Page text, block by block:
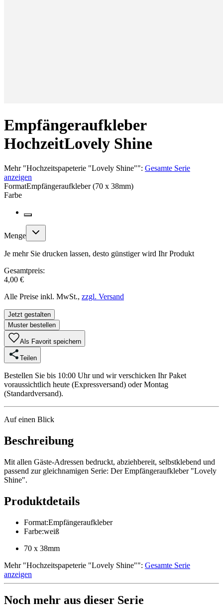
Empfängeraufkleber
HochzeitLovely Shine
Mehr"Hochzeitspapeterie "Lovely Shine"": Gesamte Serie
anzeigen
FormatEmpfängeraufkleber (70 x 38mm)
Farbe
Menge
Je mehr Sie drucken lassen, desto günstiger wird Ihr Produkt
Gesamtpreis:
4,00 €
Alle Preise inkl. MwSt., zzgl. Versand
Jetzt gestalten
Muster bestellen
Als Favorit speichern
Teilen
Bestellen Sie bis 10:00 Uhr und wir verschicken Ihr Paket
voraussichtlich heute (Expressversand) oder Montag
(Standardversand).
Auf einen Blick
Beschreibung
Mit allen Gäste-Adressen bedruckt, abziehbereit, selbstklebend und
passend zur gleichnamigen Serie: Der Empfängeraufkleber "Lovely
Shine".
Produktdetails
Format:Empfängeraufkleber
Farbe:weiß
70 x 38mm
Mehr"Hochzeitspapeterie "Lovely Shine"": Gesamte Serie
anzeigen
Noch mehr aus dieser Serie